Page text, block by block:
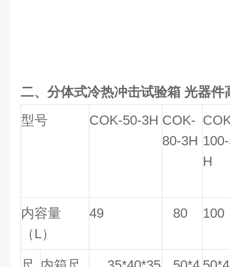
二、 分体式冷热冲击试验箱 光器件
型号
COK-50-3H COK-
80-3H
H
内容量
（L）
49 80 100